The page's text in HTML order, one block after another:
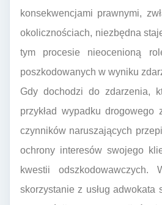
konsekwencjami prawnymi,
okolicznościach, niezbędna
tym procesie nieocenioną
poszkodowanych w wyniku
Gdy dochodzi do zdarzenia,
przykład wypadku
czynników naruszających
ochrony interesów swojego
kwestii
skorzystanie z usług